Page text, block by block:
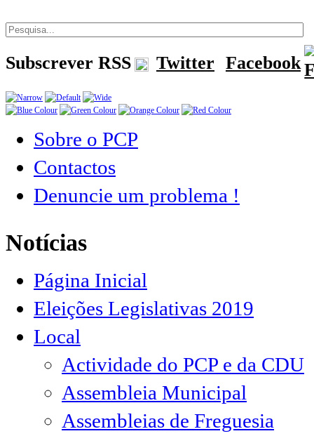
Subscrever RSS Twitter Facebook
Sobre o PCP
Contactos
Denuncie um problema !
Notícias
Página Inicial
Eleições Legislativas 2019
Local
Actividade do PCP e da CDU
Assembleia Municipal
Assembleias de Freguesia